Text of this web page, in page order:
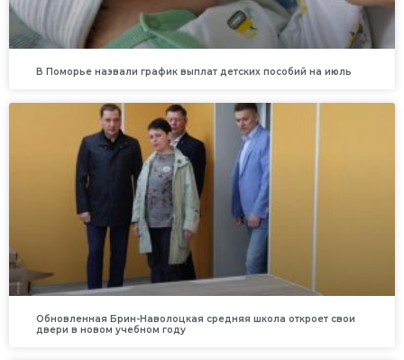
В Поморье назвали график выплат детских пособий на июль
Обновленная Брин-Наволоцкая средняя школа откроет свои
двери в новом учебном году